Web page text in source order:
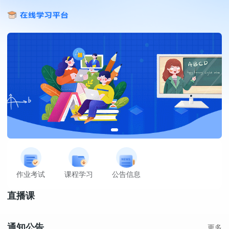
作业考试 课程学习 公告信息
直播课
更多